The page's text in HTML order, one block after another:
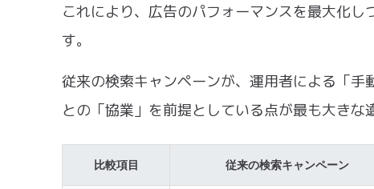
これにより、広告のパフォーマンスを最大化
す。
従来の検索キャンペーンが、運用者による「
との「協業」を前提としている点が最も大きな
比較項目 従来の検索キャンペーン